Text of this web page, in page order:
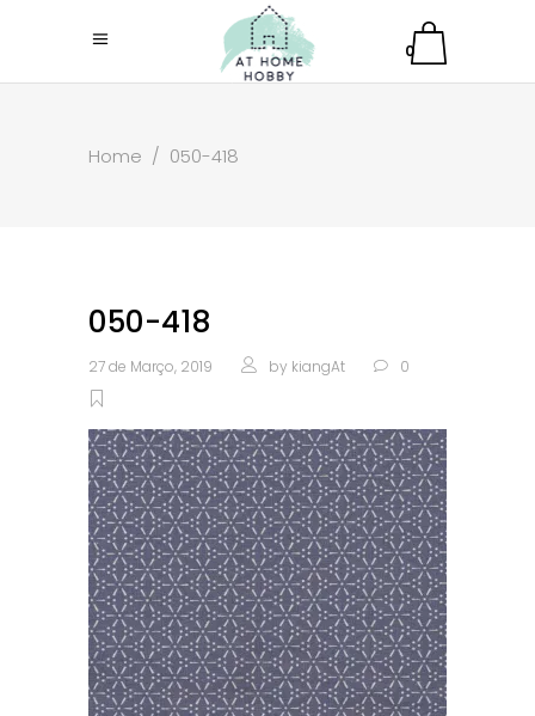
0
Home / 050-418
050-418
27 de Março, 2019 by kiangAt 0